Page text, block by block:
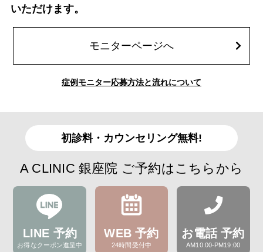
いただけます。
モニターページへ
症例モニター応募方法と流れについて
初診料・カウンセリング無料!
A CLINIC 銀座院 ご予約はこちらから
LINE 予約
お得なクーポン進呈中
WEB 予約
24時間受付中
お電話 予約
AM10:00-PM19:00